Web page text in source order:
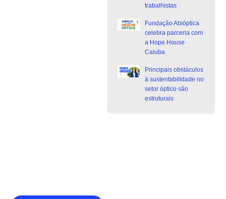
trabalhistas
Fundação Abióptica
celebra parceria com
a Hope House
Caiuba
Principais obstáculos
à sustentabilidade no
setor óptico são
estruturais